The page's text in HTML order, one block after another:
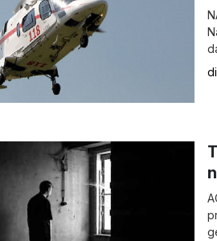
di